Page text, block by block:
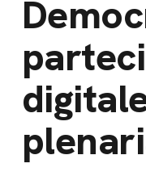
Lavora con
Bilancio di
missione
News e